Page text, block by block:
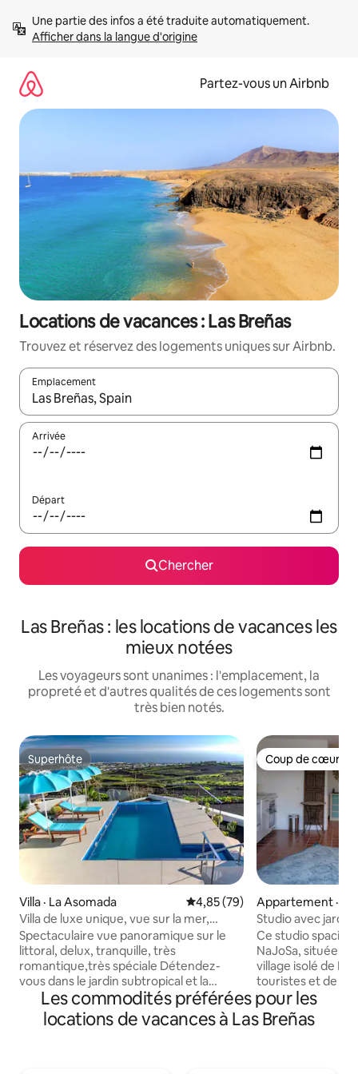
directement
Afficher dans la langue d'origine
Partez-vous un Airbnb
Locations de vacances : Las Breñas
Trouvez et réservez des logements uniques sur Airbnb.
Emplacement
Quand les résultats sont affichés, parcourez-les en utilisant
Arrivée
Départ
Chercher
Las Breñas : les locations de vacances les
mieux notées
Les voyageurs sont unanimes : l'emplacement, la
propreté et d'autres qualités de ces logements sont
très bien notés.
Superhôte
Superhôte
Villa · La Asomada Note moyenne de 4,85 sur 5,
4,85 (79)
Villa de luxe unique, vue sur la mer,
piscine privée chauffée
Spectaculaire vue panoramique sur le
littoral, delux, tranquille, très
romantique,très spéciale Détendez-
vous dans le jardin subtropical et la
piscine privée Infinity, la confortable Villa
a été entièrement rénovée à un niveau
élevé à l'automne 2018, une position de
Coup de cœur
Coup de cœur
Appartement ·
Studio avec
volcan - 2
Ce studio
NaJoSa, située
village isolé de
touristes et de la
quartier très sûr
minutes en
Papagayo, à 5
Les commodités préférées pour les
locations de vacances à Las Breñas